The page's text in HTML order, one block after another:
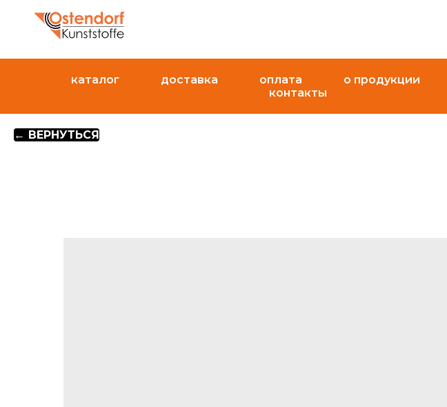
каталог доставка оплата о продукции
контакты
← ВЕРНУТЬСЯ